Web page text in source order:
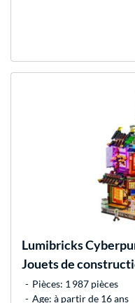
Lumibricks
Jouets de
Pièces: 1 987 pièces
Age: à partir de 16 ans